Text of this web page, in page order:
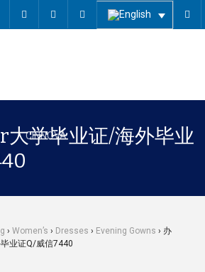
大学毕业证/海外毕业
› Women’s › Dresses › Evening Gowns › 办
业证Q/威信7440